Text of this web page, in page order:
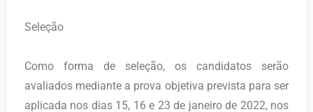
Seleção
Como forma de seleção, os candidatos serão
avaliados mediante a prova objetiva prevista para ser
aplicada nos dias 15, 16 e 23 de janeiro de 2022, nos